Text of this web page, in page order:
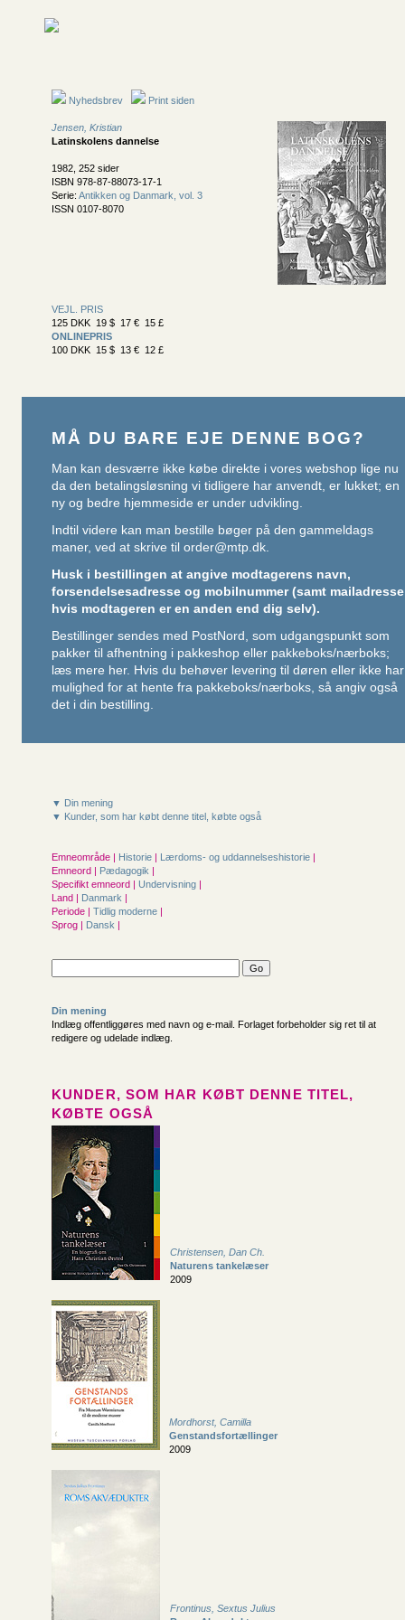
Nyhedsbrev Print siden
Jensen, Kristian
Latinskolens dannelse
1982, 252 sider
ISBN 978-87-88073-17-1
Serie: Antikken og Danmark, vol. 3
ISSN 0107-8070
VEJL. PRIS
125 DKK 19 $ 17 € 15 £
ONLINEPRIS
100 DKK 15 $ 13 € 12 £
MÅ DU BARE EJE DENNE BOG?
Man kan desværre ikke købe direkte i vores webshop lige nu
da den betalingsløsning vi tidligere har anvendt, er lukket; en
ny og bedre hjemmeside er under udvikling.
Indtil videre kan man bestille bøger på den gammeldags
maner, ved at skrive til order@mtp.dk.
Husk i bestillingen at angive modtagerens navn,
forsendelsesadresse og mobilnummer (samt mailadresse
hvis modtageren er en anden end dig selv).
Bestillinger sendes med PostNord, som udgangspunkt som
pakker til afhentning i pakkeshop eller pakkeboks/nærboks;
læs mere her. Hvis du behøver levering til døren eller ikke har
mulighed for at hente fra pakkeboks/nærboks, så angiv også
det i din bestilling.
▼ Din mening
▼ Kunder, som har købt denne titel, købte også
Emneområde | Historie | Lærdoms- og uddannelseshistorie |
Emneord | Pædagogik |
Specifikt emneord | Undervisning |
Land | Danmark |
Periode | Tidlig moderne |
Sprog | Dansk |
Din mening
Indlæg offentliggøres med navn og e-mail. Forlaget forbeholder sig ret til at
redigere og udelade indlæg.
KUNDER, SOM HAR KØBT DENNE TITEL,
KØBTE OGSÅ
Christensen, Dan Ch.
Naturens tankelæser
2009
Mordhorst, Camilla
Genstandsfortællinger
2009
Frontinus, Sextus Julius